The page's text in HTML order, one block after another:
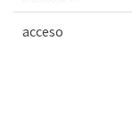
acceso